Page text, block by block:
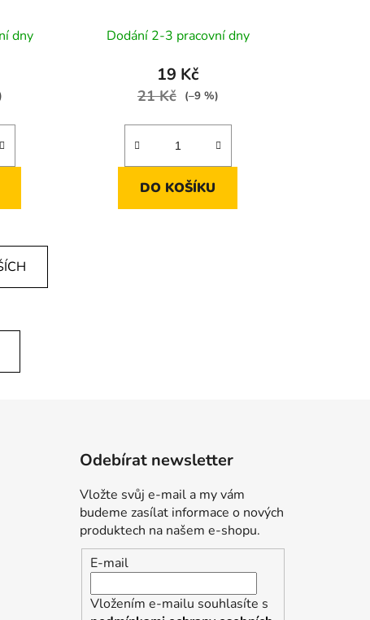
dny Dodání 2-3 pracovní dny
19 Kč
21 Kč (–9 %)
DO KOŠÍKU
Odebírat newsletter
Vložte svůj e-mail a my vám
budeme zasílat informace o nových
produktech na našem e-shopu.
E-mail
Vložením e-mailu souhlasíte s